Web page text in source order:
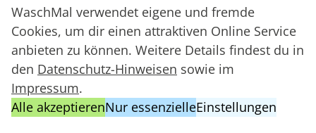
WaschMal verwendet eigene und fremde
Cookies, um dir einen attraktiven Online Service
anbieten zu können. Weitere Details findest du in
den Datenschutz-Hinweisen sowie im
Impressum.
Alle akzeptierenNur essenzielleEinstellungen
Einsparpotentiale für Mietwäsche bei Arbeitskleidung
Arbeitskleidung Tracking mit RFID
WaschMal GmbH 2016 – 2026
Datenschutz
Allgemeine Geschäftsbedingungen